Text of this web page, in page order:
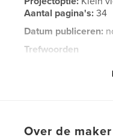
Aantal pagina's:34
Datum publiceren:
Trefwoorden
Over de maker